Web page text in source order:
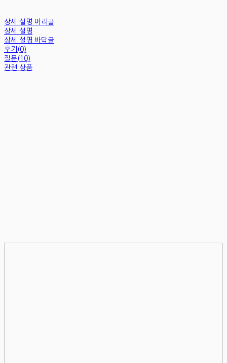
상세 설명 머리글
상세 설명
상세 설명 바닥글
후기(0)
질문(10)
관련 상품